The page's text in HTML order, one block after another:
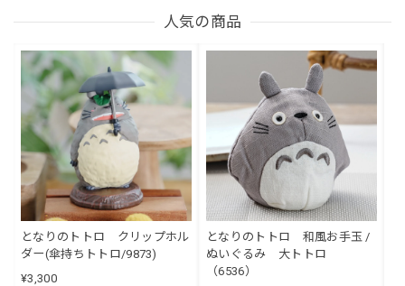
人気の商品
となりのトトロ クリップホル
ダー(傘持ちトトロ/9873)
¥3,300
となりのトトロ 和風お手玉 /
ぬいぐるみ 大トトロ
（6536）